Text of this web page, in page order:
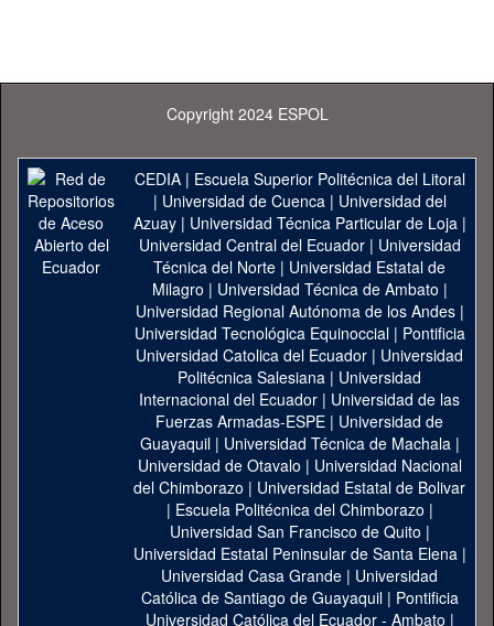
Copyright 2024 ESPOL
CEDIA| Escuela Superior Politécnica del Litoral
| Universidad de Cuenca| Universidad del
Azuay| Universidad Técnica Particular de Loja|
Universidad Central del Ecuador| Universidad
Técnica del Norte | Universidad Estatal de
Milagro | Universidad Técnica de Ambato |
Universidad Regional Autónoma de los Andes|
Universidad Tecnológica Equinoccial| Pontificia
Universidad Catolica del Ecuador | Universidad
Politécnica Salesiana | Universidad
Internacional del Ecuador | Universidad de las
Fuerzas Armadas-ESPE | Universidad de
Guayaquil| Universidad Técnica de Machala|
Universidad de Otavalo | Universidad Nacional
del Chimborazo | Universidad Estatal de Bolivar
| Escuela Politécnica del Chimborazo |
Universidad San Francisco de Quito |
Universidad Estatal Peninsular de Santa Elena|
Universidad Casa Grande | Universidad
Católica de Santiago de Guayaquil| Pontificia
Universidad Católica del Ecuador - Ambato |